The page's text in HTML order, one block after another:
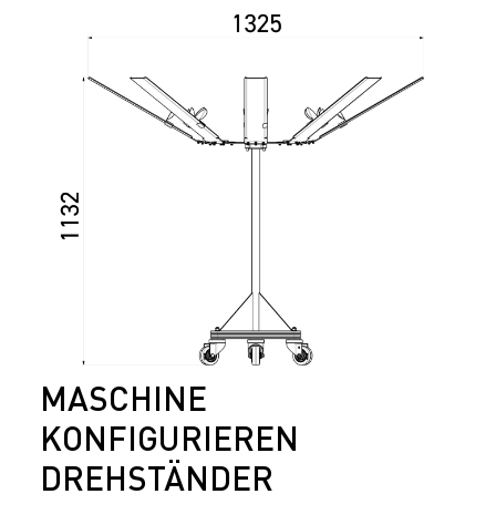
MASCHINE
KONFIGURIEREN
DREHSTÄNDER